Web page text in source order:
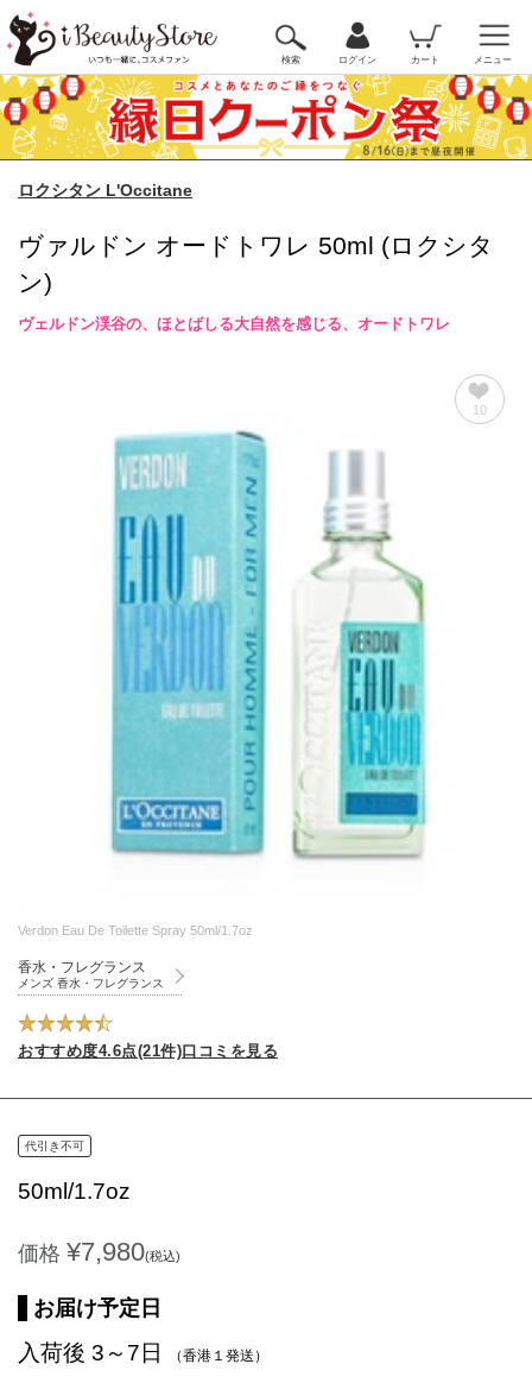
検索 ログイン カート メニュー
ロクシタン L'Occitane
ヴァルドン オードトワレ 50ml (ロクシタ
ン)
ヴェルドン渓谷の、ほとばしる大自然を感じる、オードトワレ
10
Verdon Eau De Toilette Spray 50ml/1.7oz
香水・フレグランス
メンズ 香水・フレグランス
おすすめ度4.6点(21件)口コミを見る
代引き不可
50ml/1.7oz
価格 ¥7,980(税込)
お届け予定日
入荷後 3～7日 （香港１発送）